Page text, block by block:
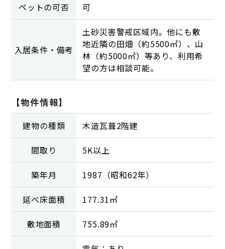
ペットの可否 可
入居条件・備考
土砂災害警戒区域内。他にも敷
地近隣の田畑（約5500㎡）、山
林（約5000㎡）等あり、利用希
望の方は相談可能。
【物件情報】
建物の種類 木造瓦葺2階建
間取り 5K以上
築年月 1987（昭和62年）
延べ床面積 177.31㎡
敷地面積 755.89㎡